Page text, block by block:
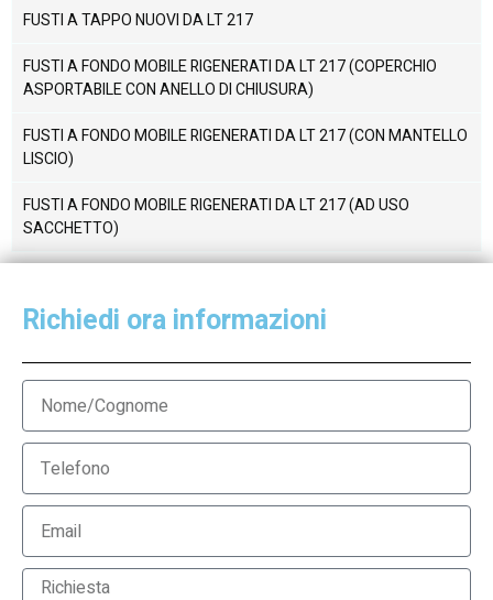
FUSTI A TAPPO NUOVI DA LT 217
FUSTI A FONDO MOBILE RIGENERATI DA LT 217 (COPERCHIO
ASPORTABILE CON ANELLO DI CHIUSURA)
FUSTI A FONDO MOBILE RIGENERATI DA LT 217 (CON MANTELLO
LISCIO)
FUSTI A FONDO MOBILE RIGENERATI DA LT 217 (AD USO
SACCHETTO)
Richiedi ora informazioni